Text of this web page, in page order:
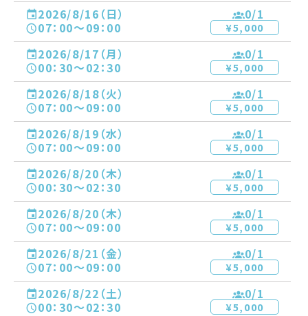
2026/8/16（日）
07：00〜09：00
0/1
¥5,000
2026/8/17（月）
00：30〜02：30
0/1
¥5,000
2026/8/18（火）
07：00〜09：00
0/1
¥5,000
2026/8/19（水）
07：00〜09：00
0/1
¥5,000
2026/8/20（木）
00：30〜02：30
0/1
¥5,000
2026/8/20（木）
07：00〜09：00
0/1
¥5,000
2026/8/21（金）
07：00〜09：00
0/1
¥5,000
2026/8/22（土）
00：30〜02：30
0/1
¥5,000